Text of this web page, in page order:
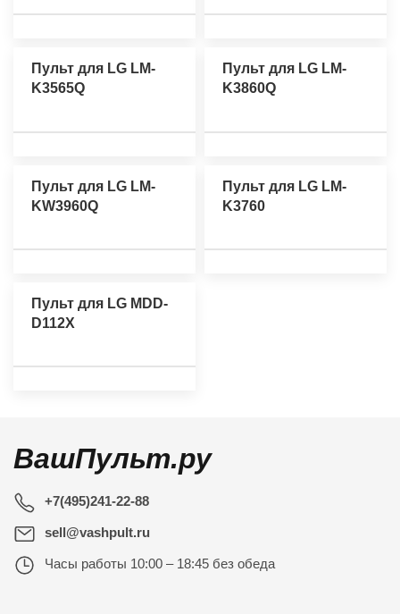
Пульт для LG LM-
K3565Q
Пульт для LG LM-
K3860Q
Пульт для LG LM-
KW3960Q
Пульт для LG LM-
K3760
Пульт для LG MDD-
D112X
ВашПульт.ру
+7(495)241-22-88
sell@vashpult.ru
Часы работы 10:00 – 18:45 без обеда